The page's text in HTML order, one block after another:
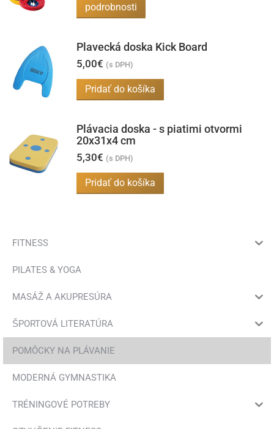
podrobnosti
Plavecká doska Kick Board
5,00€ (s DPH)
Pridať do košíka
Plávacia doska - s piatimi otvormi
20x31x4 cm
5,30€ (s DPH)
Pridať do košíka
FITNESS
PILATES & YOGA
MASÁŽ A AKUPRESÚRA
ŠPORTOVÁ LITERATÚRA
POMÔCKY NA PLÁVANIE
MODERNÁ GYMNASTIKA
TRÉNINGOVÉ POTREBY